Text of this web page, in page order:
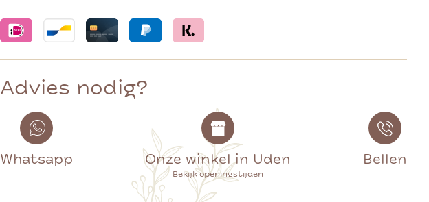
Advies nodig?
Whatsapp Onze winkel in Uden
Bekijk openingstijden
Bellen